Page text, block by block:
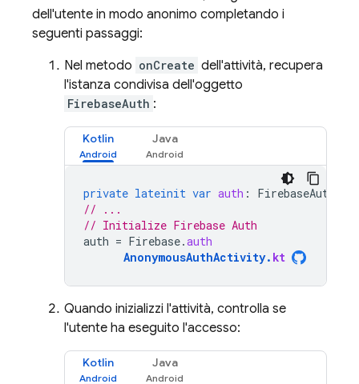
dell'utente in modo anonimo completando i
seguenti passaggi:
Nel metodo onCreate dell'attività, recupera
l'istanza condivisa dell'oggetto
FirebaseAuth :
Kotlin Java
private lateinit var auth :
FirebaseAuth
// ...
// Initialize Firebase Auth
auth = Firebase.auth
AnonymousAuthActivity. kt
Quando inizializzi l'attività, controlla se
l'utente ha eseguito l'accesso:
Kotlin Java